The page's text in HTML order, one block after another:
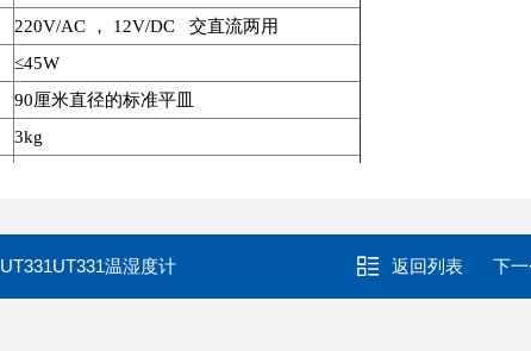
220V/AC ， 12V/DC 交直流两用
≤45W
90厘米直径的标准平皿
3kg
UT331UT331温湿度计 返回列表 下一